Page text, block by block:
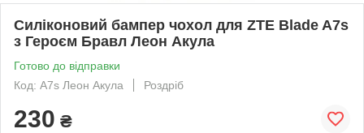
Силіконовий бампер чохол для ZTE Blade A7s
з Героєм Бравл Леон Акула
Готово до відправки
Код: A7s Леон Акула
Роздріб
230 ₴